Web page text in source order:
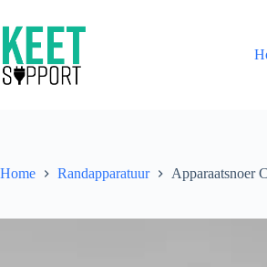
naar
de
inhoud
Home Randapparatuur Apparaatsnoer